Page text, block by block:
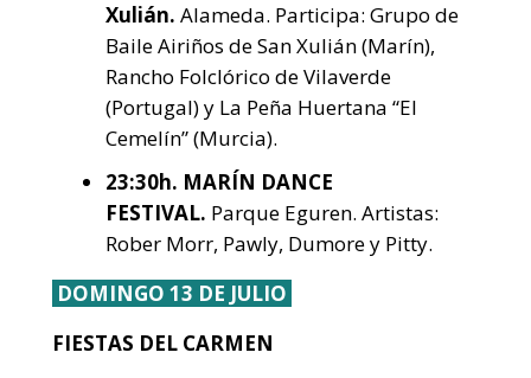
Xulián. Alameda. Participa: Grupo de
Baile Airiños de San Xulián (Marín),
Rancho Folclórico de Vilaverde
(Portugal) y La Peña Huertana “El
Cemelín” (Murcia).
23:30h. MARÍN DANCE
FESTIVAL. Parque Eguren. Artistas:
Rober Morr, Pawly, Dumore y Pitty.
DOMINGO 13 DE JULIO
FIESTAS DEL CARMEN